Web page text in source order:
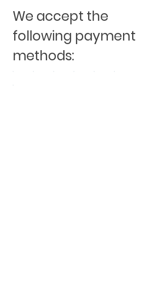
We accept the
following payment
methods: